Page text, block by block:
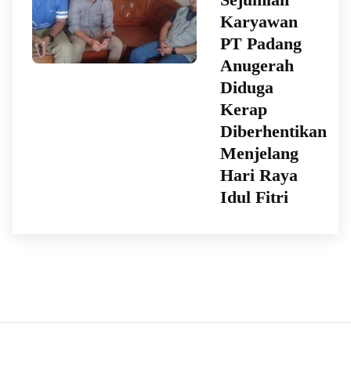
Karyawan
PT Padang
Anugerah
Diduga
Kerap
Diberhentikan
Menjelang
Hari Raya
Idul Fitri